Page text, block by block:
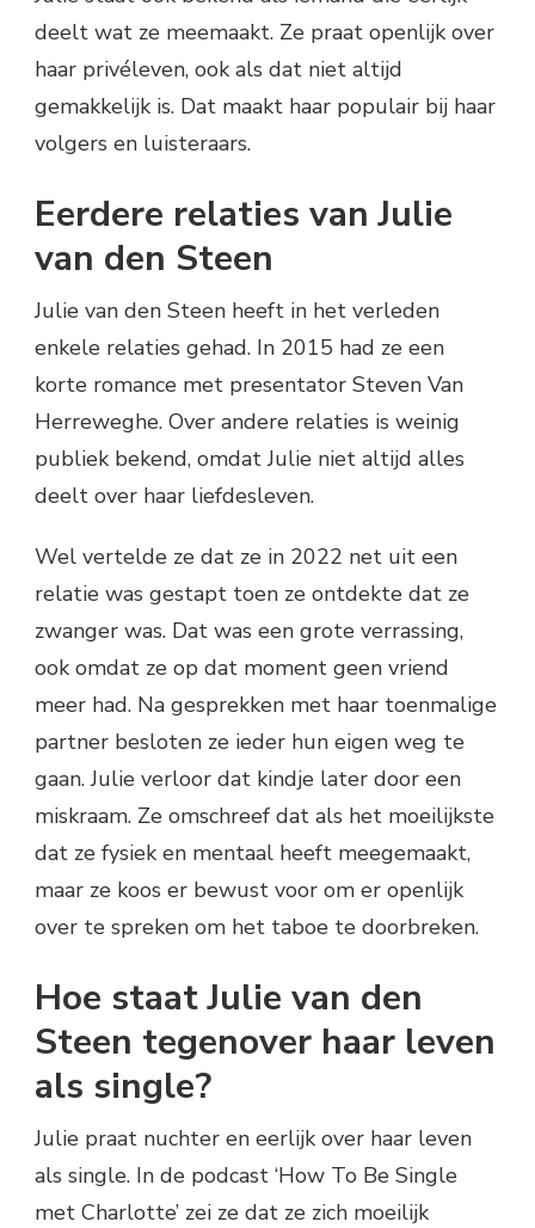
deelt wat ze meemaakt. Ze praat openlijk over
haar privéleven, ook als dat niet altijd
gemakkelijk is. Dat maakt haar populair bij haar
volgers en luisteraars.
Eerdere relaties van Julie
van den Steen
Julie van den Steen heeft in het verleden
enkele relaties gehad. In 2015 had ze een
korte romance met presentator Steven Van
Herreweghe. Over andere relaties is weinig
publiek bekend, omdat Julie niet altijd alles
deelt over haar liefdesleven.
Wel vertelde ze dat ze in 2022 net uit een
relatie was gestapt toen ze ontdekte dat ze
zwanger was. Dat was een grote verrassing,
ook omdat ze op dat moment geen vriend
meer had. Na gesprekken met haar toenmalige
partner besloten ze ieder hun eigen weg te
gaan. Julie verloor dat kindje later door een
miskraam. Ze omschreef dat als het moeilijkste
dat ze fysiek en mentaal heeft meegemaakt,
maar ze koos er bewust voor om er openlijk
over te spreken om het taboe te doorbreken.
Hoe staat Julie van den
Steen tegenover haar leven
als single?
Julie praat nuchter en eerlijk over haar leven
als single. In de podcast ‘How To Be Single
met Charlotte’ zei ze dat ze zich moeilijk